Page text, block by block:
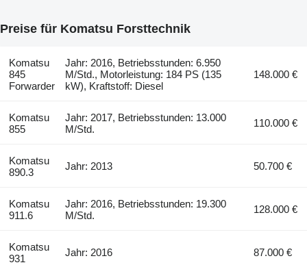
Preise für Komatsu Forsttechnik
Komatsu
845
Forwarder
Jahr: 2016, Betriebsstunden: 6.950
M/Std., Motorleistung: 184 PS (135
kW), Kraftstoff: Diesel
148.000 €
Komatsu
855
Jahr: 2017, Betriebsstunden: 13.000
M/Std.
110.000 €
Komatsu
890.3
Jahr: 2013 50.700 €
Komatsu
911.6
Jahr: 2016, Betriebsstunden: 19.300
M/Std.
128.000 €
Komatsu
931
Jahr: 2016 87.000 €